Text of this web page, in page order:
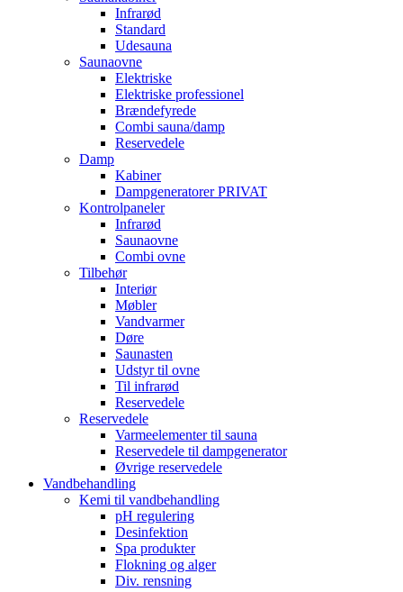
Infrarød
Standard
Udesauna
Saunaovne
Elektriske
Elektriske professionel
Brændefyrede
Combi sauna/damp
Reservedele
Damp
Kabiner
Dampgeneratorer PRIVAT
Kontrolpaneler
Infrarød
Saunaovne
Combi ovne
Tilbehør
Interiør
Møbler
Vandvarmer
Døre
Saunasten
Udstyr til ovne
Til infrarød
Reservedele
Reservedele
Varmeelementer til sauna
Reservedele til dampgenerator
Øvrige reservedele
Vandbehandling
Kemi til vandbehandling
pH regulering
Desinfektion
Spa produkter
Flokning og alger
Div. rensning